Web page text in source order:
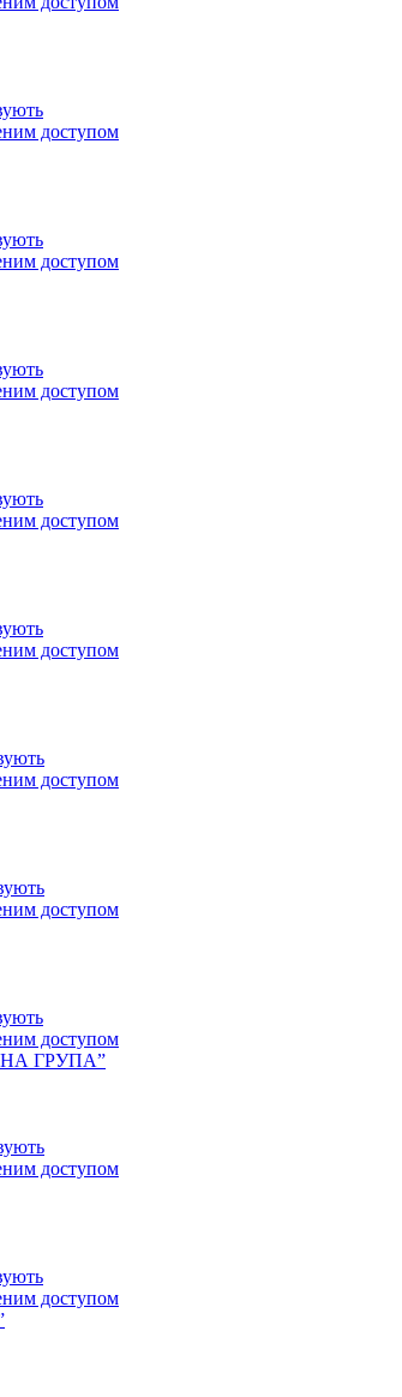
доступом
доступом
доступом
доступом
доступом
доступом
доступом
доступом
ГРУПА”
доступом
доступом